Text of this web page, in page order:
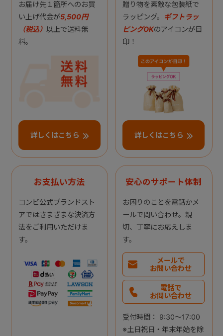
お届け先１箇所へのお買
い上げ代金が5,500円
（税込） 以上で送料無
料。
詳しくはこちら
贈り物を素敵な包装紙で
ラッピング。 ギフトラッ
ピングOKのアイコンが目
印！
詳しくはこちら
お支払い方法
コンビ公式ブランドスト
アではさまざまな決済方
法をご利用いただけま
す。
安心のサポート体制
お困りのことを電話かメ
ールで問い合わせ。親
切、丁寧にお応えしま
す。
メールで
お問い合わせ
電話で
お問い合わせ
受付時間： 9:30～17:00
※土日祝日・年末年始を除